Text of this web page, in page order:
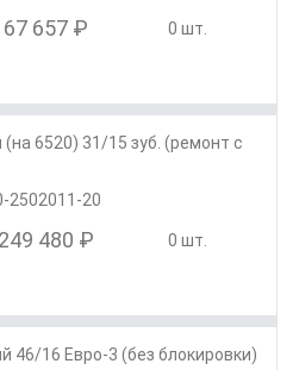
67 657 ₽ 0 шт.
6520) 31/15 зуб. (ремонт с
2502011-20
249 480 ₽ 0 шт.
46/16 Евро-3 (без блокировки)